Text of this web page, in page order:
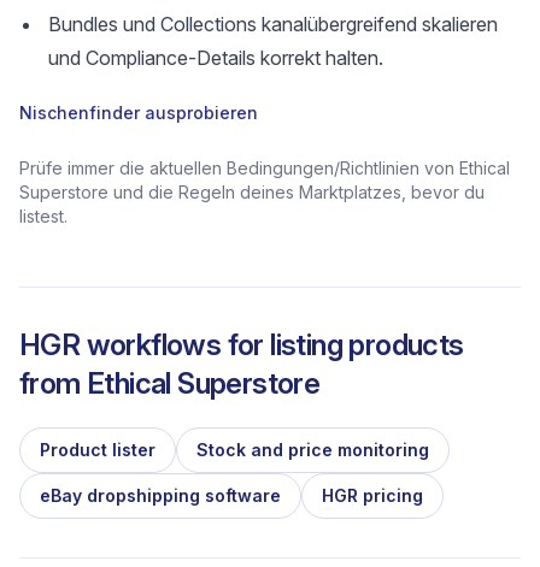
Bundles und Collections kanalübergreifend skalieren
und Compliance-Details korrekt halten.
Nischenfinder ausprobieren
Prüfe immer die aktuellen Bedingungen/Richtlinien von Ethical
Superstore und die Regeln deines Marktplatzes, bevor du
listest.
HGR workflows for listing products
from Ethical Superstore
Product lister Stock and price monitoring
eBay dropshipping software HGR pricing